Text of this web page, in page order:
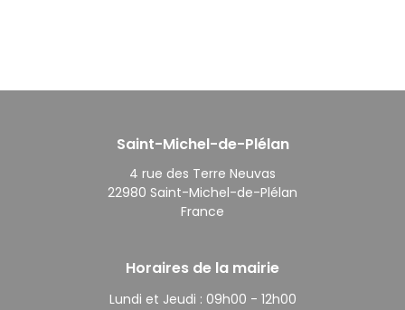
Saint-Michel-de-Plélan
4 rue des Terre Neuvas
22980 Saint-Michel-de-Plélan
France
Horaires de la mairie
Lundi et Jeudi : 09h00 - 12h00